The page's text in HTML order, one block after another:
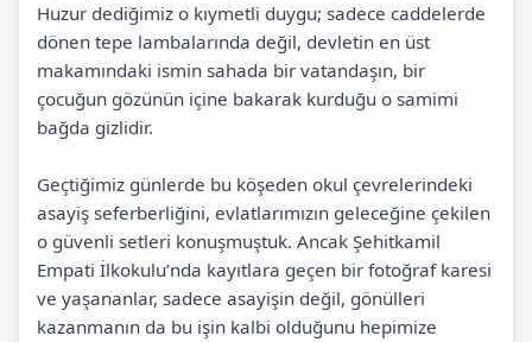
Huzur dediğimiz o kıymetli duygu; sadece caddelerde
dönen tepe lambalarında değil, devletin en üst
makamındaki ismin sahada bir vatandaşın, bir
çocuğun gözünün içine bakarak kurduğu o samimi
bağda gizlidir.
Geçtiğimiz günlerde bu köşeden okul çevrelerindeki
asayiş seferberliğini, evlatlarımızın geleceğine çekilen
o güvenli setleri konuşmuştuk. Ancak Şehitkamil
Empati İlkokulu’nda kayıtlara geçen bir fotoğraf karesi
ve yaşananlar, sadece asayişin değil, gönülleri
kazanmanın da bu işin kalbi olduğunu hepimize